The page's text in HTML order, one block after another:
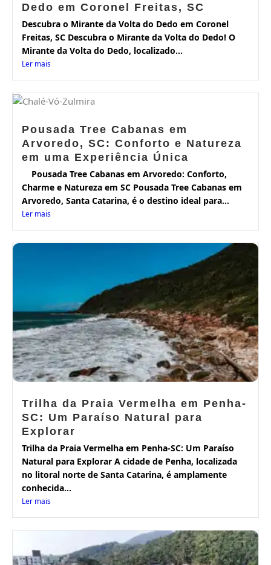
Dedo em Coronel Freitas, SC
Descubra o Mirante da Volta do Dedo em Coronel
Freitas, SC Descubra o Mirante da Volta do Dedo! O
Mirante da Volta do Dedo, localizado...
Ler mais
Pousada Tree Cabanas em
Arvoredo, SC: Conforto e Natureza
em uma Experiência Única
Pousada Tree Cabanas em Arvoredo: Conforto,
Charme e Natureza em SC Pousada Tree Cabanas em
Arvoredo, Santa Catarina, é o destino ideal para...
Ler mais
Trilha da Praia Vermelha em Penha-
SC: Um Paraíso Natural para
Explorar
Trilha da Praia Vermelha em Penha-SC: Um Paraíso
Natural para Explorar A cidade de Penha, localizada
no litoral norte de Santa Catarina, é amplamente
conhecida...
Ler mais